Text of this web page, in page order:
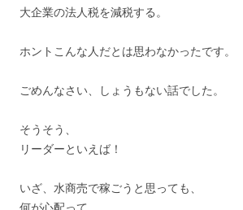
大企業の法人税を減税する。
ホントこんな人だとは思わなかったです。
ごめんなさい、しょうもない話でした。
そうそう、
リーダーといえば！
いざ、水商売で稼ごうと思っても、
何が心配って、